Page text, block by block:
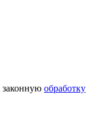
законную обработку